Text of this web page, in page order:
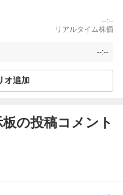
--:--
リアルタイム株価
--:--
オ追加
の投稿コメント